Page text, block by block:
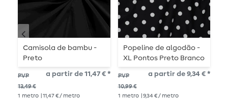
Camisola de bambu -
Preto
PVP
13,49 €
a partir de 11,47 € *
1 metro | 11,47 € / metro
Popeline de algodão -
XL Pontos Preto Branco
PVP
10,99 €
a partir de 9,34 € *
1 metro | 9,34 € / metro